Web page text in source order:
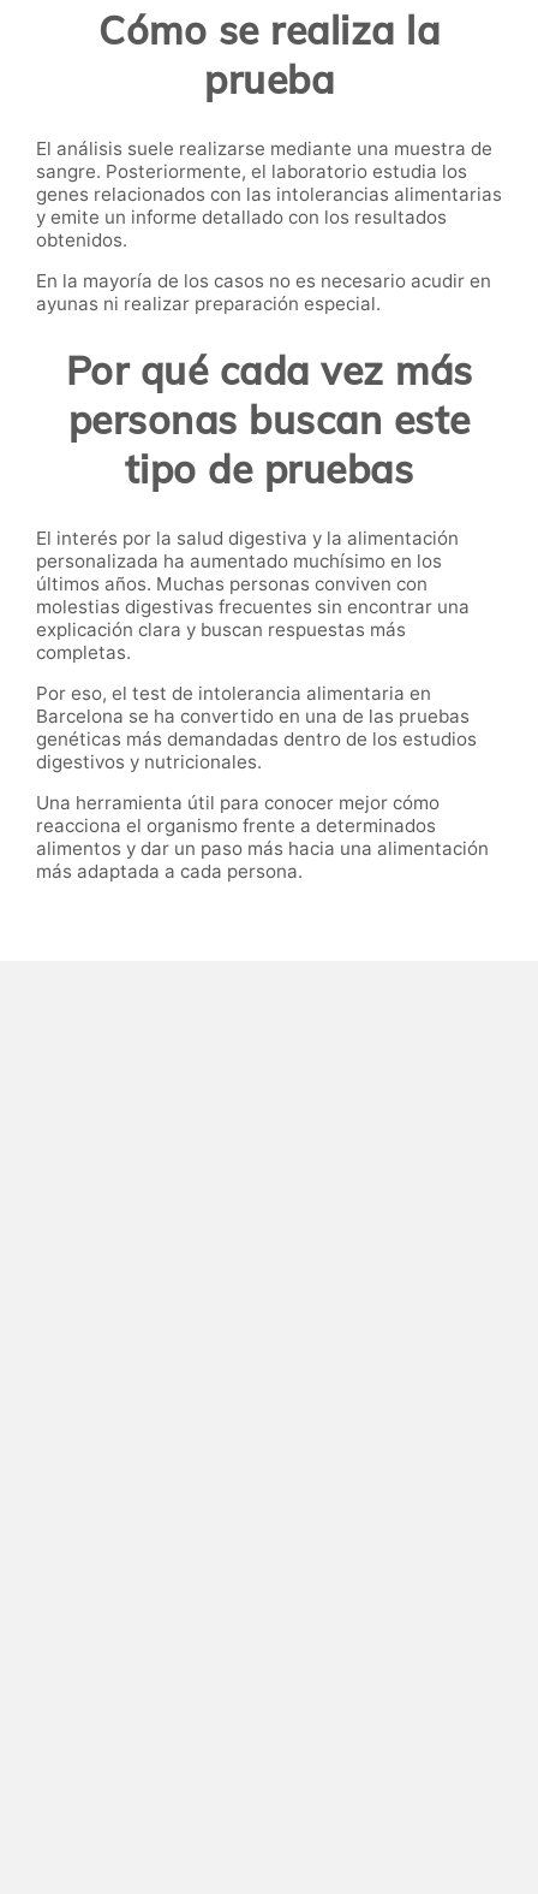
Cómo se realiza la
prueba
El análisis suele realizarse mediante una muestra de
sangre. Posteriormente, el laboratorio estudia los
genes relacionados con las intolerancias alimentarias
y emite un informe detallado con los resultados
obtenidos.
En la mayoría de los casos no es necesario acudir en
ayunas ni realizar preparación especial.
Por qué cada vez más
personas buscan este
tipo de pruebas
El interés por la salud digestiva y la alimentación
personalizada ha aumentado muchísimo en los
últimos años. Muchas personas conviven con
molestias digestivas frecuentes sin encontrar una
explicación clara y buscan respuestas más
completas.
Por eso, el test de intolerancia alimentaria en
Barcelona se ha convertido en una de las pruebas
genéticas más demandadas dentro de los estudios
digestivos y nutricionales.
Una herramienta útil para conocer mejor cómo
reacciona el organismo frente a determinados
alimentos y dar un paso más hacia una alimentación
más adaptada a cada persona.